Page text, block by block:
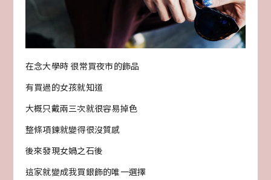
在念大學時 很常買夜市的飾品
有買過的女孩就知道
大概只戴兩三次就很容易掉色
整條項鍊就變得很沒質感
後來發現女媧之石後
這家就變成我買銀飾的唯一選擇